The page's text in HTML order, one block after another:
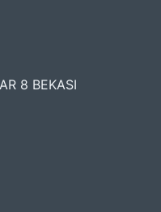
8 BEKASI